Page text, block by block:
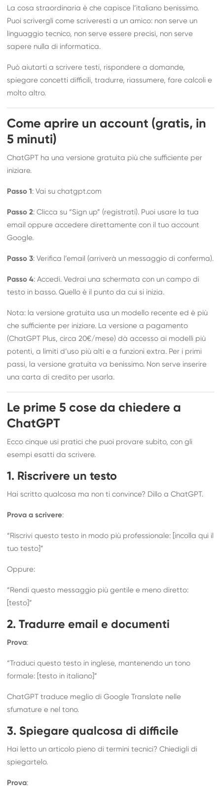
La cosa straordinaria è che capisce l’italiano benissimo.
Puoi scrivergli come scriveresti a un amico: non serve un
linguaggio tecnico, non serve essere precisi, non serve
sapere nulla di informatica.
Può aiutarti a scrivere testi, rispondere a domande,
spiegare concetti difficili, tradurre, riassumere, fare calcoli e
molto altro.
Come aprire un account (gratis, in
5 minuti)
ChatGPT ha una versione gratuita più che sufficiente per
iniziare.
Passo 1 : Vai su chatgpt.com
Passo 2: Clicca su “Sign up” (registrati). Puoi usare la tua
email oppure accedere direttamente con il tuo account
Google.
Passo 3: Verifica l’email (arriverà un messaggio di conferma).
Passo 4: Accedi. Vedrai una schermata con un campo di
testo in basso. Quello è il punto da cui si inizia.
Nota: la versione gratuita usa un modello recente ed è più
che sufficiente per iniziare. La versione a pagamento
(ChatGPT Plus, circa 20€/mese) dà accesso ai modelli più
potenti, a limiti d’uso più alti e a funzioni extra. Per i primi
passi, la versione gratuita va benissimo. Non serve inserire
una carta di credito per usarla.
Le prime 5 cose da chiedere a
ChatGPT
Ecco cinque usi pratici che puoi provare subito, con gli
esempi esatti da scrivere.
1. Riscrivere un testo
Hai scritto qualcosa ma non ti convince? Dillo a ChatGPT.
Prova a scrivere:
“Riscrivi questo testo in modo più professionale: [incolla qui il
tuo testo]”
Oppure:
“Rendi questo messaggio più gentile e meno diretto:
[testo]”
2. Tradurre email e documenti
Prova:
“Traduci questo testo in inglese, mantenendo un tono
formale: [testo in italiano]”
ChatGPT traduce meglio di Google Translate nelle
sfumature e nel tono.
3. Spiegare qualcosa di difficile
Hai letto un articolo pieno di termini tecnici? Chiedigli di
spiegartelo.
Prova: